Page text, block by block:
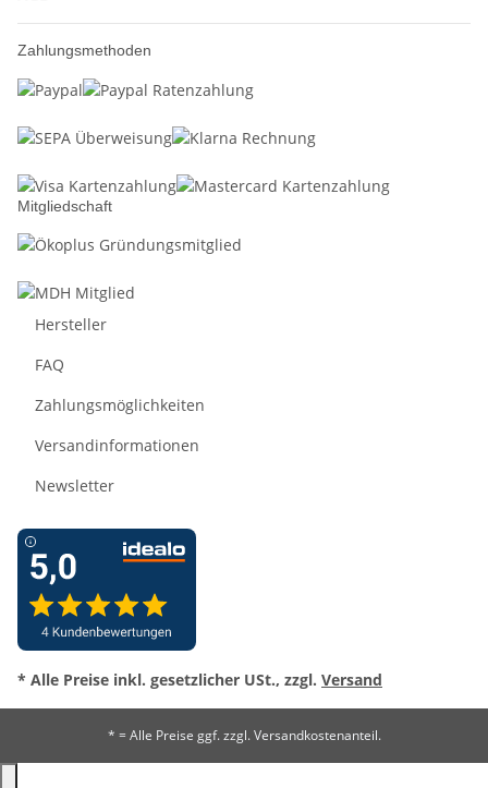
Zahlungsmethoden
Mitgliedschaft
Hersteller
FAQ
Zahlungsmöglichkeiten
Versandinformationen
Newsletter
* Alle Preise inkl. gesetzlicher USt., zzgl. Versand
* = Alle Preise ggf. zzgl. Versandkostenanteil.